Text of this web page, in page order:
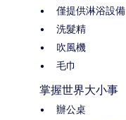
僅提供淋浴設備
洗髮精
吹風機
毛巾
掌握世界大小事
辦公桌